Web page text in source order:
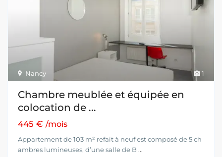
1
Nancy
Chambre meublée et équipée en
colocation de ...
445 €/mois
Appartement de 103 m² refait à neuf est composé de 5 ch
ambres lumineuses, d’une salle de B ...